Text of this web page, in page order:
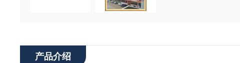
产品介绍